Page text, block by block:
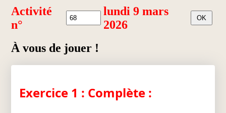
Activité
n°
lundi 9 mars
2026
À vous de jouer !
Exercice 1 : Complète :